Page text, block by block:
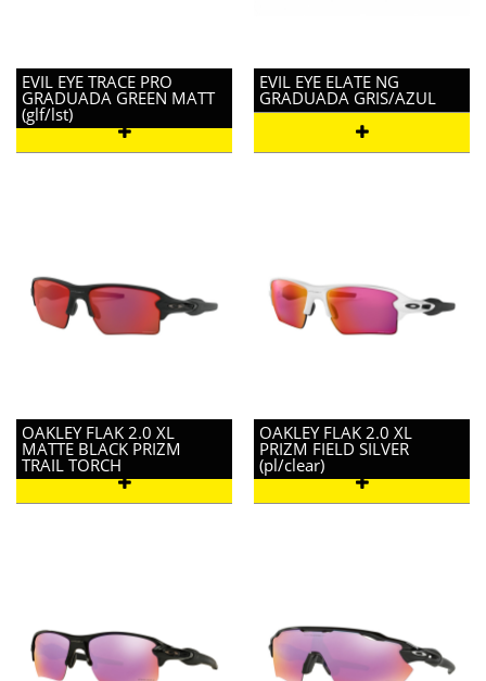
EVIL EYE TRACE PRO
GRADUADA GREEN MATT
(glf/lst)
EVIL EYE ELATE NG
GRADUADA GRIS/AZUL
OAKLEY FLAK 2.0 XL
MATTE BLACK PRIZM
TRAIL TORCH
OAKLEY FLAK 2.0 XL
PRIZM FIELD SILVER
(pl/clear)